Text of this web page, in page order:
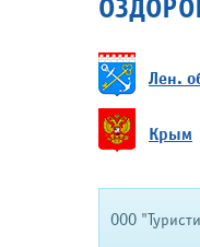
Лен.
Крым
OOO